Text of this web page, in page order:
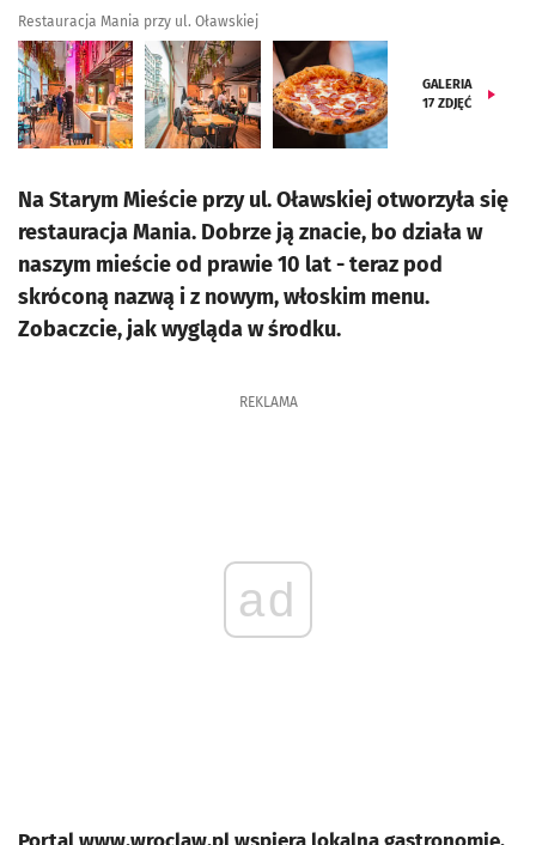
Restauracja Mania przy ul. Oławskiej
GALERIA
17 ZDJĘĆ
Na Starym Mieście przy ul. Oławskiej otworzyła się
restauracja Mania. Dobrze ją znacie, bo działa w
naszym mieście od prawie 10 lat - teraz pod
skróconą nazwą i z nowym, włoskim menu.
Zobaczcie, jak wygląda w środku.
REKLAMA
ad